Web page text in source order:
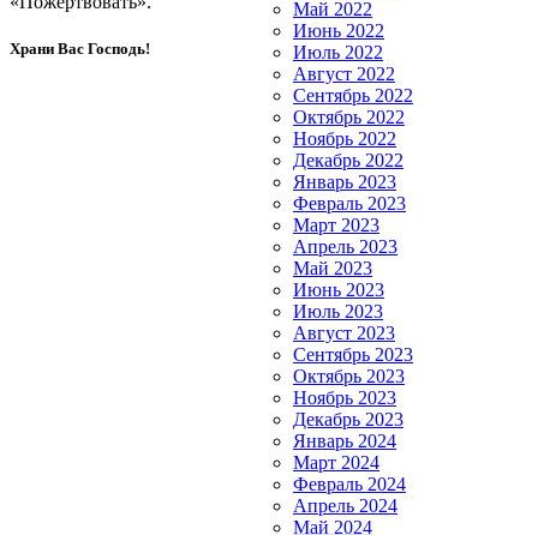
Май 2022
Июнь 2022
Июль 2022
Август 2022
Сентябрь 2022
Октябрь 2022
Ноябрь 2022
Декабрь 2022
Январь 2023
Февраль 2023
Март 2023
Апрель 2023
Май 2023
Июнь 2023
Июль 2023
Август 2023
Сентябрь 2023
Октябрь 2023
Ноябрь 2023
Декабрь 2023
Январь 2024
Март 2024
Февраль 2024
Апрель 2024
Май 2024
Храни Вас Господь!